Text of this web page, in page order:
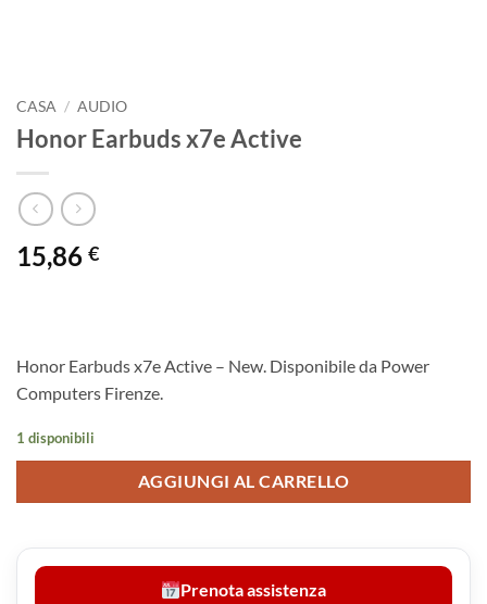
CASA / AUDIO
Honor Earbuds x7e Active
15,86 €
Honor Earbuds x7e Active – New. Disponibile da Power
Computers Firenze.
1 disponibili
AGGIUNGI AL CARRELLO
Prenota assistenza